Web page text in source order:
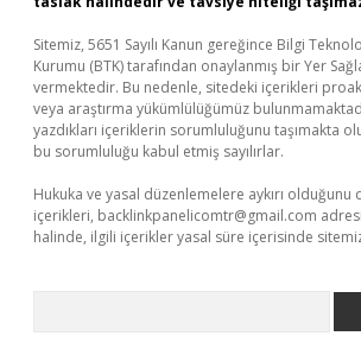
Sitemiz, 5651 Sayılı Kanun gereğince Bilgi
Kurumu (BTK) tarafından onaylanmış bir Yer
vermektedir. Bu nedenle, sitedeki içerikleri
veya araştırma yükümlülüğümüz
yazdıkları içeriklerin sorumluluğunu taşımakta
bu sorumluluğu kabul etmiş sayılırlar.
Hukuka ve yasal düzenlemelere aykırı olduğunu
içerikleri, backlinkpanelicomtr@gmail.com
halinde, ilgili içerikler yasal süre içerisinde